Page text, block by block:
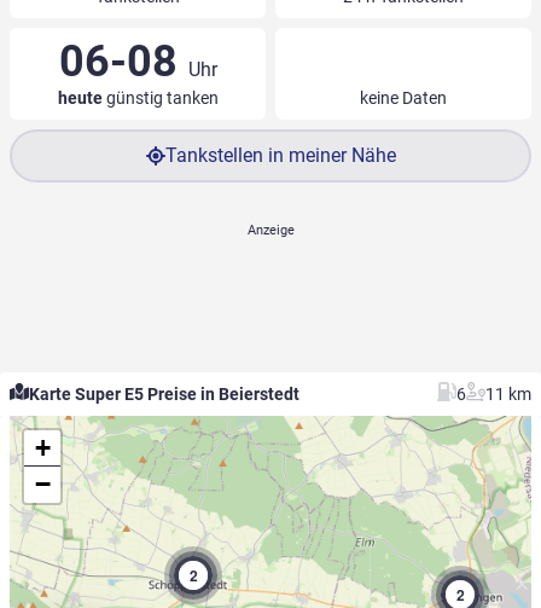
06-08 Uhr
heutegünstig tanken keine Daten
Tankstellen in meiner Nähe
Karte Super E5 Preise in Beierstedt 6 11 km
2
2
+
−